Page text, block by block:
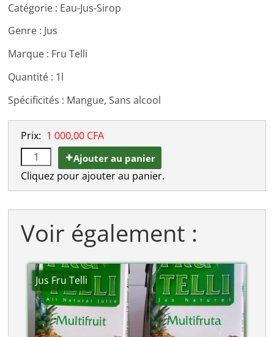
Catégorie : Eau-Jus-Sirop
Genre : Jus
Marque : Fru Telli
Quantité : 1l
Spécificités : Mangue, Sans alcool
Prix: 1 000,00 CFA
Ajouter au panier
Cliquez pour ajouter au panier.
Voir également :
Jus Fru Telli